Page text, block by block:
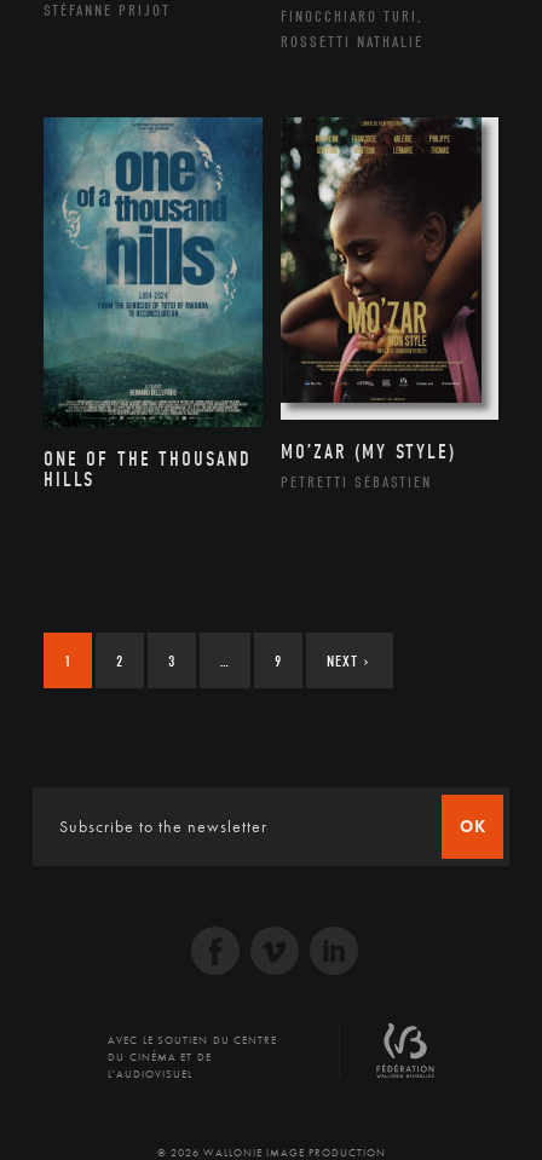
STÉFANNE PRIJOT
FINOCCHIARO TURI,
ROSSETTI NATHALIE
ONE OF THE THOUSAND
HILLS
MO’ZAR (MY STYLE)
PETRETTI SÉBASTIEN
1 2 3 9 NEXT ›
OK
AVEC LE SOUTIEN DU CENTRE
DU CINÉMA ET DE
L'AUDIOVISUEL
© 2026 WALLONIE IMAGE PRODUCTION